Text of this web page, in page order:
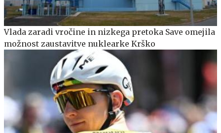
Vlada zaradi vročine in nizkega pretoka Save omejila
možnost zaustavitve nuklearke Krško